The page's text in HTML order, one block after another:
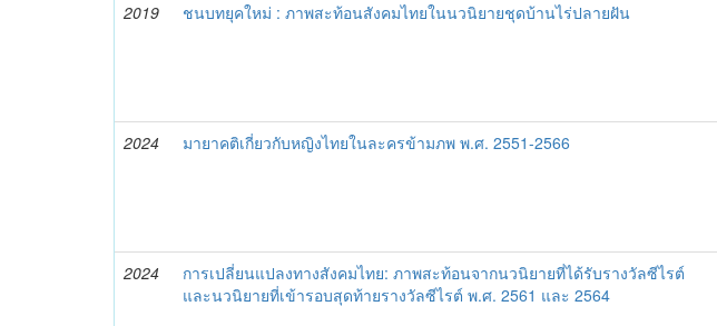
2019
ชนบทยุคใหม่ : ภาพสะท้อนสังคมไทยในนวนิยายชุดบ้านไร่ปลายฝัน
2024
มายาคติเกี่ยวกับหญิงไทยในละครข้ามภพ พ.ศ. 2551-2566
2024
การเปลี่ยนแปลงทางสังคมไทย: ภาพสะท้อนจากนวนิยายที่ได้รับรางวัลซีไรต์
และนวนิยายที่เข้ารอบสุดท้ายรางวัลซีไรต์ พ.ศ. 2561 และ 2564